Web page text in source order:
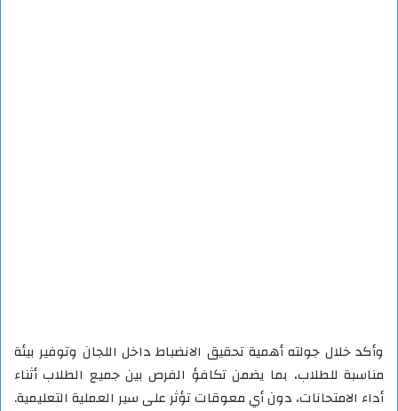
وأكد خلال جولته أهمية تحقيق الانضباط داخل اللجان وتوفير بيئة
مناسبة للطلاب، بما يضمن تكافؤ الفرص بين جميع الطلاب أثناء
أداء الامتحانات، دون أي معوقات تؤثر على سير العملية التعليمية.